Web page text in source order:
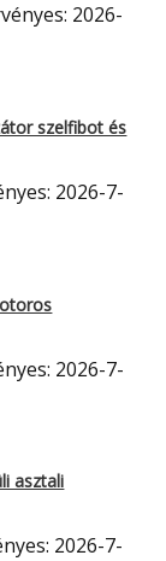
2026-
szelfibot és
2026-7-
2026-7-
asztali
2026-7-